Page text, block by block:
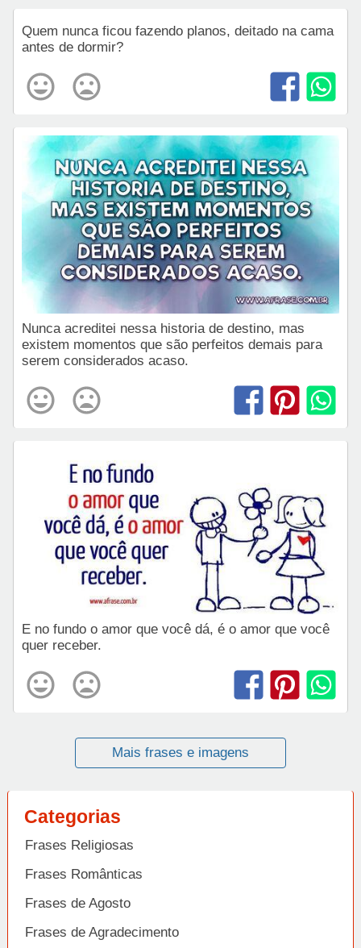
Quem nunca ficou fazendo planos, deitado na cama
antes de dormir?
Nunca acreditei nessa historia de destino, mas
existem momentos que são perfeitos demais para
serem considerados acaso.
E no fundo o amor que você dá, é o amor que você
quer receber.
Mais frases e imagens
Categorias
Frases Religiosas
Frases Românticas
Frases de Agosto
Frases de Agradecimento